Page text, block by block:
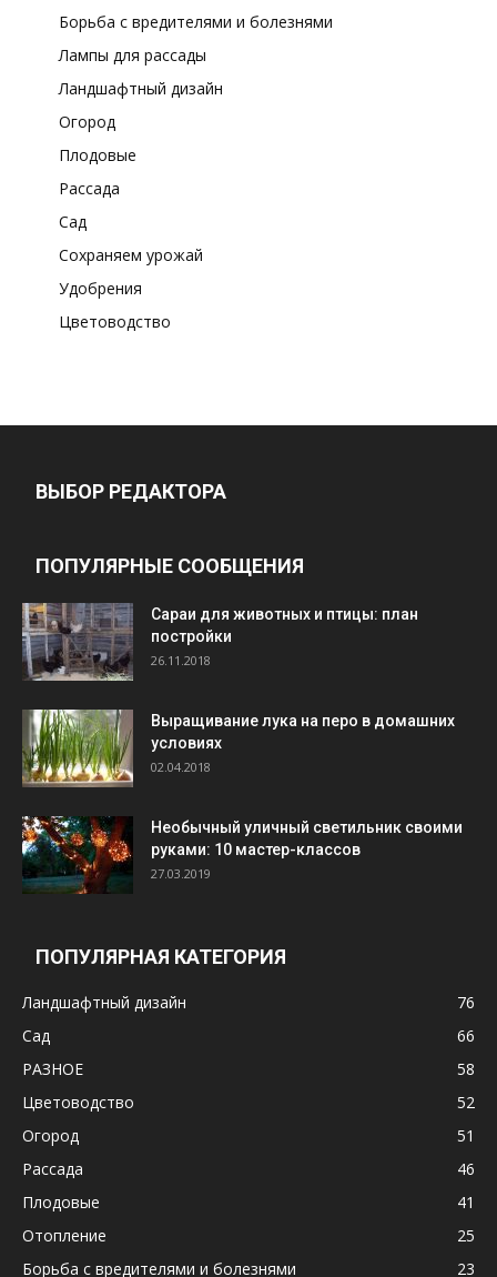
Борьба с вредителями и болезнями
Лампы для рассады
Ландшафтный дизайн
Огород
Плодовые
Рассада
Сад
Сохраняем урожай
Удобрения
Цветоводство
ВЫБОР РЕДАКТОРА
ПОПУЛЯРНЫЕ СООБЩЕНИЯ
Cараи для животных и птицы: план
постройки
26.11.2018
Выращивание лука на перо в домашних
условиях
02.04.2018
Необычный уличный светильник своими
руками: 10 мастер-классов
27.03.2019
ПОПУЛЯРНАЯ КАТЕГОРИЯ
Ландшафтный дизайн
76
Сад
66
РАЗНОЕ
58
Цветоводство
52
Огород
51
Рассада
46
Плодовые
41
Отопление
25
Борьба с вредителями и болезнями
23